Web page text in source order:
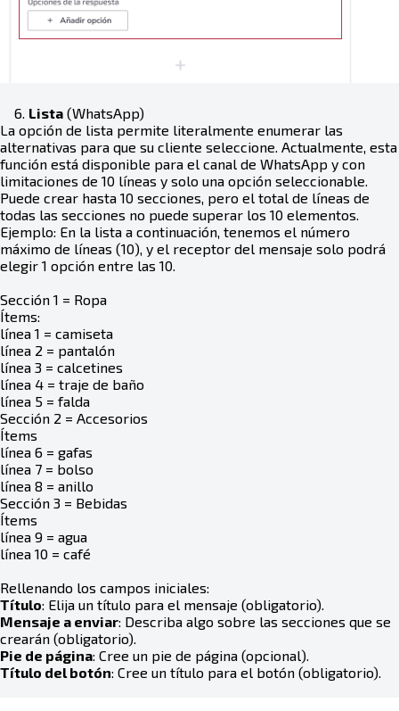
6. Lista (WhatsApp)
La opción de lista permite literalmente enumerar las
alternativas para que su cliente seleccione. Actualmente, esta
función está disponible para el canal de WhatsApp y con
limitaciones de 10 líneas y solo una opción seleccionable.
Puede crear hasta 10 secciones, pero el total de líneas de
todas las secciones no puede superar los 10 elementos.
Ejemplo: En la lista a continuación, tenemos el número
máximo de líneas (10), y el receptor del mensaje solo podrá
elegir 1 opción entre las 10.
Sección 1 = Ropa
Ítems:
línea 1 = camiseta
línea 2 = pantalón
línea 3 = calcetines
línea 4 = traje de baño
línea 5 = falda
Sección 2 = Accesorios
Ítems
línea 6 = gafas
línea 7 = bolso
línea 8 = anillo
Sección 3 = Bebidas
Ítems
línea 9 = agua
línea 10 = café
Rellenando los campos iniciales:
Título: Elija un título para el mensaje (obligatorio).
Mensaje a enviar: Describa algo sobre las secciones que se
crearán (obligatorio).
Pie de página: Cree un pie de página (opcional).
Título del botón: Cree un título para el botón (obligatorio).